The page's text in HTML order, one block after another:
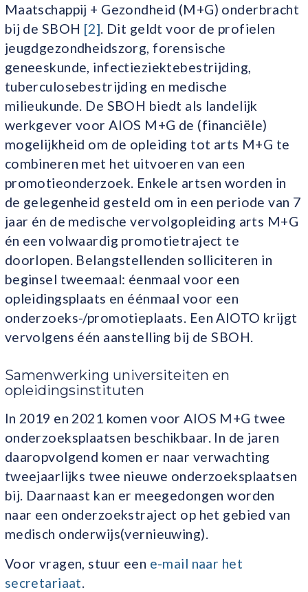
Maatschappij + Gezondheid (M+G) onderbracht
bij de SBOH [2]. Dit geldt voor de profielen
jeugdgezondheidszorg, forensische
geneeskunde, infectieziektebestrijding,
tuberculosebestrijding en medische
milieukunde. De SBOH biedt als landelijk
werkgever voor AIOS M+G de (financiële)
mogelijkheid om de opleiding tot arts M+G te
combineren met het uitvoeren van een
promotieonderzoek. Enkele artsen worden in
de gelegenheid gesteld om in een periode van 7
jaar én de medische vervolgopleiding arts M+G
én een volwaardig promotietraject te
doorlopen. Belangstellenden solliciteren in
beginsel tweemaal: éenmaal voor een
opleidingsplaats en éénmaal voor een
onderzoeks-/promotieplaats. Een AIOTO krijgt
vervolgens één aanstelling bij de SBOH.
Samenwerking universiteiten en
opleidingsinstituten
In 2019 en 2021 komen voor AIOS M+G twee
onderzoeksplaatsen beschikbaar. In de jaren
daaropvolgend komen er naar verwachting
tweejaarlijks twee nieuwe onderzoeksplaatsen
bij. Daarnaast kan er meegedongen worden
naar een onderzoekstraject op het gebied van
medisch onderwijs(vernieuwing).
Voor vragen, stuur een e-mail naar het
secretariaat.